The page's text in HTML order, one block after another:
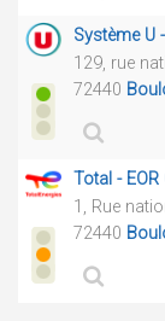
Système U
129, rue
72440
Total -
1, Rue
72440